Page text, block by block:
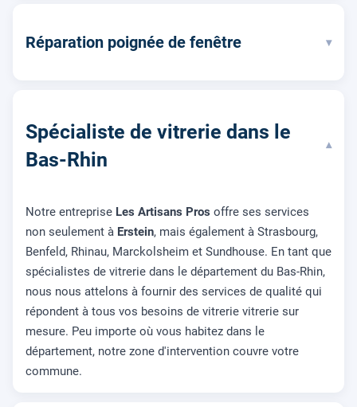
Réparation poignée de fenêtre ▾
Spécialiste de vitrerie dans le
Bas-Rhin
▾
Notre entreprise Les Artisans Pros offre ses services
non seulement à Erstein, mais également à Strasbourg,
Benfeld, Rhinau, Marckolsheim et Sundhouse. En tant que
spécialistes de vitrerie dans le département du Bas-Rhin,
nous nous attelons à fournir des services de qualité qui
répondent à tous vos besoins de vitrerie vitrerie sur
mesure. Peu importe où vous habitez dans le
département, notre zone d'intervention couvre votre
commune.